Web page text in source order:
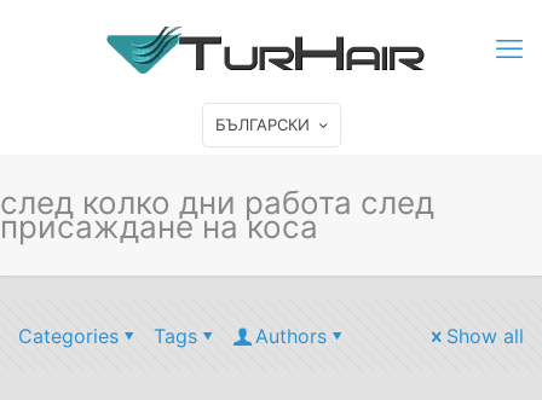
БЪЛГАРСКИ
след колко дни работа след
присаждане на коса
Categories Tags Authors Show all